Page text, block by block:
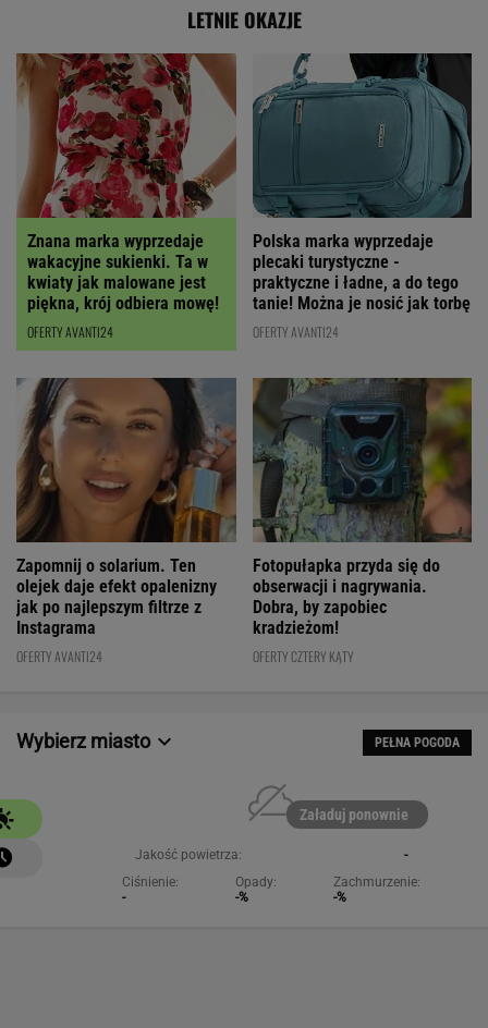
LETNIE OKAZJE
Znana marka wyprzedaje
wakacyjne sukienki. Ta w
kwiaty jak malowane jest
piękna, krój odbiera mowę!
OFERTY AVANTI24
Polska marka wyprzedaje
plecaki turystyczne -
praktyczne i ładne, a do tego
tanie! Można je nosić jak torbę
OFERTY AVANTI24
Zapomnij o solarium. Ten
olejek daje efekt opalenizny
jak po najlepszym filtrze z
Instagrama
OFERTY AVANTI24
Fotopułapka przyda się do
obserwacji i nagrywania.
Dobra, by zapobiec
kradzieżom!
OFERTY CZTERY KĄTY
Wybierz miasto PEŁNA POGODA
Załaduj ponownie
Jakość powietrza:
-
Ciśnienie:
-
Opady:
-%
Zachmurzenie:
-%